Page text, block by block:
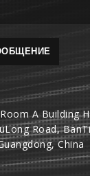
A Building
Road,
China